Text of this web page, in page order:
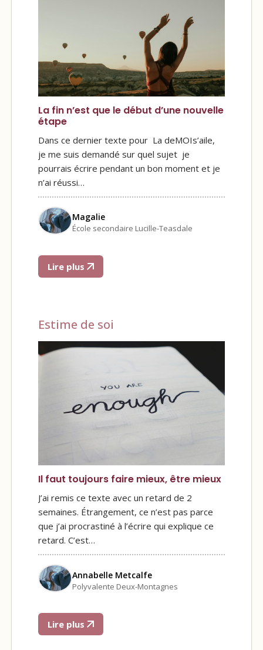
La fin n’est que le début d’une nouvelle
étape
Dans ce dernier texte pour La deMOIs’aile,
je me suis demandé sur quel sujet je
pourrais écrire pendant un bon moment et je
n’ai réussi…
Magalie
École secondaire Lucille-Teasdale
Lire plus
Estime de soi
Il faut toujours faire mieux, être mieux
J’ai remis ce texte avec un retard de 2
semaines. Étrangement, ce n’est pas parce
que j’ai procrastiné à l’écrire qui explique ce
retard. C’est…
Annabelle Metcalfe
Polyvalente Deux-Montagnes
Lire plus